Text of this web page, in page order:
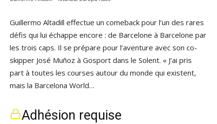
Guillermo Altadill effectue un comeback pour l’un des rares
défis qui lui échappe encore : de Barcelone à Barcelone par
les trois caps. Il se prépare pour l’aventure avec son co-
skipper José Muñoz à Gosport dans le Solent. « J’ai pris
part à toutes les courses autour du monde qui existent,
mais la Barcelona World…
Adhésion requise